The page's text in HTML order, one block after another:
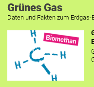
Grünes Gas
Daten und Fakten zum Erdgas-